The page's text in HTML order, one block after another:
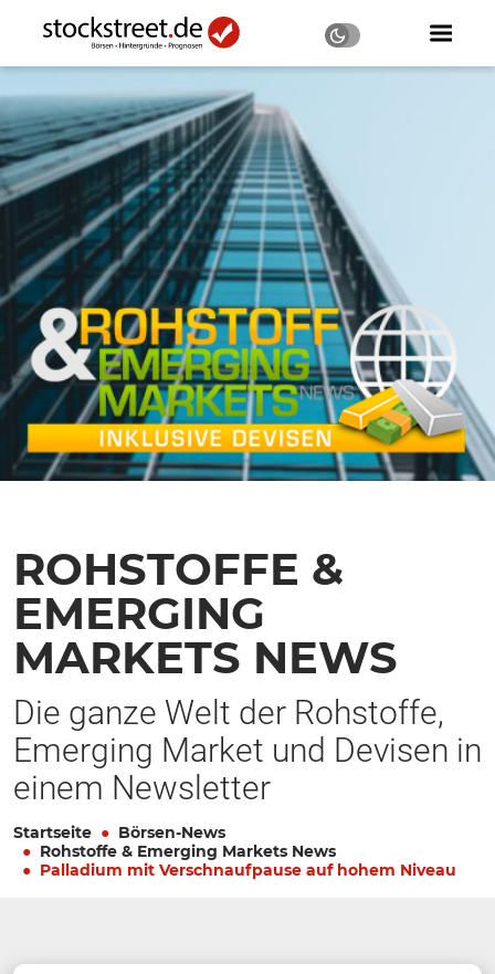
ROHSTOFFE &
EMERGING
MARKETS NEWS
Die ganze Welt der Rohstoffe,
Emerging Market und Devisen in
einem Newsletter
Startseite
Börsen-News
Rohstoffe & Emerging Markets News
Palladium mit Verschnaufpause auf hohem Niveau